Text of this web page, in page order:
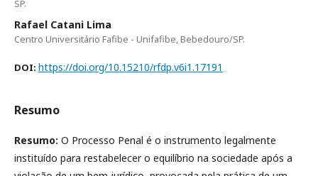
SP.
Rafael Catani Lima
Centro Universitário Fafibe - Unifafibe, Bebedouro/SP.
DOI: https://doi.org/10.15210/rfdp.v6i1.17191
Resumo
Resumo: O Processo Penal é o instrumento legalmente
instituído para restabelecer o equilíbrio na sociedade após a